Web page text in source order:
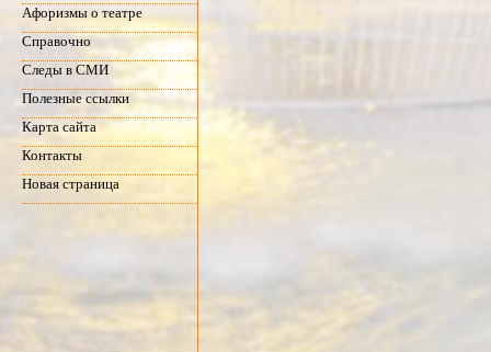
Афоризмы о театре
Справочно
Следы в СМИ
Полезные ссылки
Карта сайта
Контакты
Новая страница